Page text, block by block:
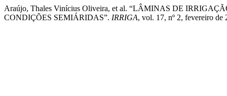
Araújo, Thales Vinícius Oliveira, et al. “LÂMINAS DE
CONDIÇÕES SEMIÁRIDAS”. IRRIGA, vol. 17, nº 2, fevereiro